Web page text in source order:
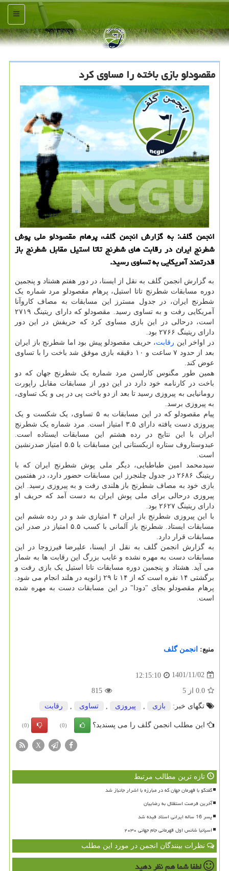
منو
مقصودلو بازی باخته را مساوی کرد
انجمن گلف: به گزارش انجمن گلف، پرهام مقصودلو ملی پوش
شطرنج ایران در رقابت های شطرنج تاتا استیل مقابل شطرنج باز
قدرتمند آمریکایی به تساوی رسید.
به گزارش انجمن گلف به نقل از ایسنا، در دور هفتم هشتاد و پنجمین
دوره مسابقات شطرنج تاتا استیل، پرهام مقصودلو مرد شماره یک
شطرنج ایران، در جدول مسترز این مسابقات به مصاف کاروآنا
آمریکایی رفت و به تساوی رسید. مقصودلو که دارای ریتینگ ۲۷۱۹
است، درحالی در این بازی مساوی کرد که حریفش در این دور
دارای ریتینگ ۲۷۶۶ بود.
در اواخر این رقابت، حریف مقصودلو پیش بود اما شطرنج باز ایران
بعد از حدود ۷ ساعت و ۱۰ دقیقه بازی موفق شد باخت را با تساوی
عوض کند.
همین طور مگنوس کارلسن مرد شماره یک شطرنج جهان که دو
باخت در کارنامه خود دارد در این دور از مسابقات مقابل راپورت
رومانیایی به پیروزی رسید تا بعد از دو باخت پی در پی و یک تساوی،
به پیروزی برسد.
پیام مقصودلو که در این مسابقات به ۵ تساوی، یک شکست و یک
پیروزی دست یافته دارای ۳.۵ امتیاز است. مرد شماره یک شطرنج
ایران با این نتایج در رده هشتم این مسابقات ایستاده است.
عبدوستاروف ستاره ازبکستانی این مسابقات با ۵.۵ امتیاز صدرنشین
است.
سیدمحمد امین طباطبایی، دیگر ملی پوش شطرنج ایران که با
ریتینگ ۲۶۸۶ در جدول چلنجرز این مسابقات حضور دارد، در هفتمین
بازی خود به مصاف شطرنج باز هلندی رفت و به پیروزی رسید. این
پیروزی درحالی برای ملی پوش ایران به دست آمد که حریف او
دارای ریتینگ ۲۶۲۷ بود.
با این پیروزی شطرنج باز ایران ۴ امتیازی شد و در رده ششم این
مسابقات ایستاد. شطرنج باز آلمانی با کسب ۵.۵ امتیاز در صدر این
مسابقات قرار دارد.
به گزارش انجمن گلف به نقل از ایسنا، علیرضا فیرزوجا در این
مسابقات دست به مهره نشده و غایب بزرگ این رقابت ها به شمار
می آید. هشتاد و پنجمین دوره مسابقات تاتا استیل یک بازی رفت و
برگشتی ۱۴ نفره است که از ۱۴ تا ۲۹ ژانویه در هلند انجام می شود.
پرهام مقصودلو بجای "دودا" در این مسابقات دست به مهره شده
است.
منبع: انجمن گلف
1401/11/02
12:15:10
0.0 از 5
815
تگهای خبر:
بازی پیروزی تساوی رقابت
این مطلب انجمن گلف را می پسندید؟ (0)
(0)
X
تازه ترین مطالب مرتبط
گفتگو با قهرمان جهان که در مبارزه با اشرار جانباز شد
آخرین فرصت استقلال به رضاییان
پسر 16 ساله ایرانی استاد فیده شد
اسپانیا شانس اول قهرمانی جام جهانی ۲۰۳۰
نظرات بینندگان انجمن در مورد این مطلب
لطفا شما همنظر دهید